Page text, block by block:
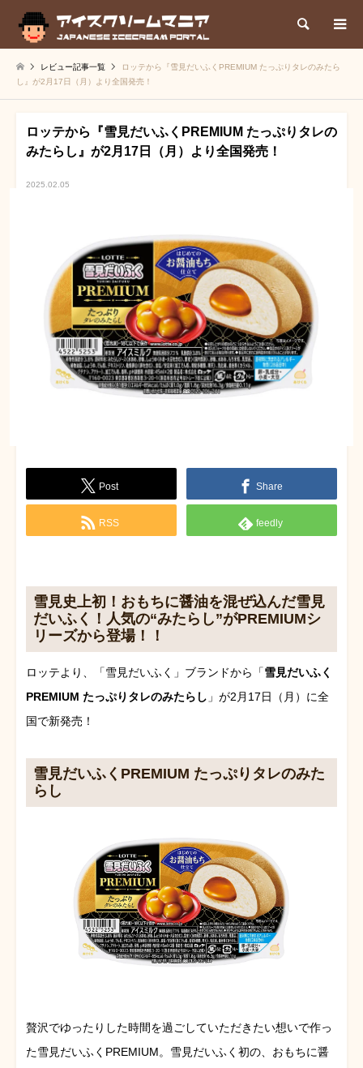
検索
レビュー記事一覧
ロッテから『雪見だいふくPREMIUM たっぷりタレのみたら
し』が2月17日（月）より全国発売！
ロッテから『雪見だいふくPREMIUM たっぷりタレの
みたらし』が2月17日（月）より全国発売！
2025.02.05
Post Share
RSS feedly
雪見史上初！おもちに醤油を混ぜ込んだ雪見
だいふく！人気の“みたらし”がPREMIUMシ
リーズから登場！！
ロッテより、「雪見だいふく」ブランドから「雪見だいふく
PREMIUM たっぷりタレのみたらし 」が2月17日（月）に全
国で新発売！
雪見だいふくPREMIUM たっぷりタレのみた
らし
贅沢でゆったりした時間を過ごしていただきたい想いで作っ
た雪見だいふくPREMIUM。雪見だいふく初の、おもちに醤